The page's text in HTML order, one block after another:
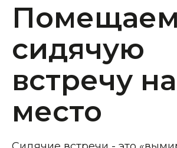
Помещаем
сидячую
встречу на
место